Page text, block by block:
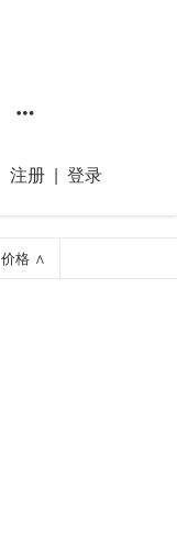
注册 | 登录
价格 ∧